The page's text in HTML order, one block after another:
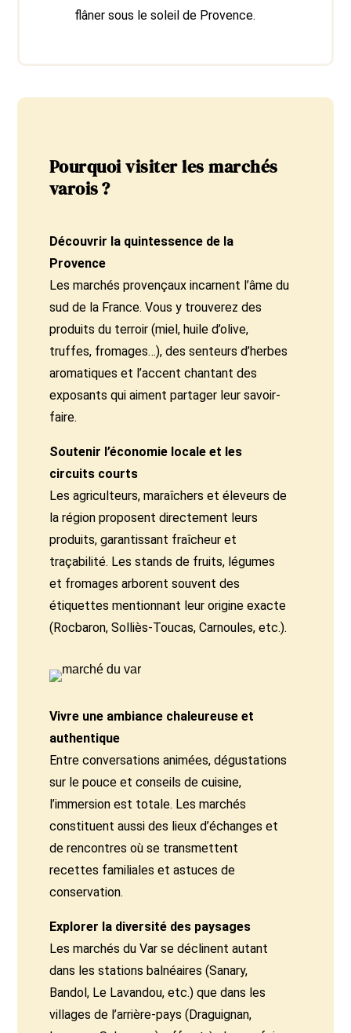
flâner sous le soleil de Provence.
Pourquoi visiter les marchés
varois ?
Découvrir la quintessence de la
Provence
Les marchés provençaux incarnent l’âme du
sud de la France. Vous y trouverez des
produits du terroir (miel, huile d’olive,
truffes, fromages…), des senteurs d’herbes
aromatiques et l’accent chantant des
exposants qui aiment partager leur savoir-
faire.
Soutenir l’économie locale et les
circuits courts
Les agriculteurs, maraîchers et éleveurs de
la région proposent directement leurs
produits, garantissant fraîcheur et
traçabilité. Les stands de fruits, légumes
et fromages arborent souvent des
étiquettes mentionnant leur origine exacte
(Rocbaron, Solliès-Toucas, Carnoules, etc.).
Vivre une ambiance chaleureuse et
authentique
Entre conversations animées, dégustations
sur le pouce et conseils de cuisine,
l’immersion est totale. Les marchés
constituent aussi des lieux d’échanges et
de rencontres où se transmettent
recettes familiales et astuces de
conservation.
Explorer la diversité des paysages
Les marchés du Var se déclinent autant
dans les stations balnéaires (Sanary,
Bandol, Le Lavandou, etc.) que dans les
villages de l’arrière-pays (Draguignan,